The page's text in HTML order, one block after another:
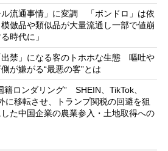
流通事情」に変調 「ボンドロ」は依
倣品や類似品が大量流通し一部で値崩
時代に」
出禁」になる客のトホホな生態 嘔吐や
が嫌がる“最悪の客”とは
籍ロンダリング” SHEIN、TikTok、
移転させ、トランプ関税の回避を狙
た中国企業の農業参入・土地取得への